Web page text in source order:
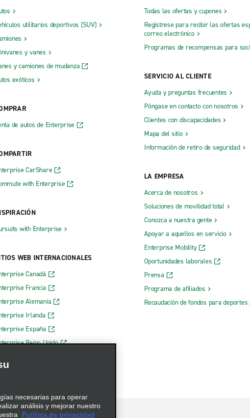
Kentucky
Body Shop Lawrenceburg
54, Owensboro
Lebanon
High St.
Nicholasville Rd.
Winchester Rd.
St. Matthews Ten Pin Ln.
Louisville St. Matthews Westport
Louisville, Beuchel
Louisville, Dixie con Upper
Louisville, Highlands
Louisville, Okolona
Louisville, Preston Hwy.
Louisville-Hurstbourne
Louisville-Shively
Madisonville
Mayfield
Maysville
Morehead
Mount Sterling
Mount Washington
utilitarios deportivos (SUV)
y vanes
y camiones de mudanza
exóticos
de autos de Enterprise
CarShare
with Enterprise
with Enterprise
WEB INTERNACIONALES
Canadá
Francia
Alemania
Irlanda
España
Reino Unido
Todas las ofertas y cupones
Regístrese para recibir las ofertas
correo electrónico
Programas de recompensas para
SERVICIO AL CLIENTE
Ayuda y preguntas frecuentes
Póngase en contacto con nosotros
Clientes con discapacidades
Mapa del sitio
Información de retiro de seguridad
LA EMPRESA
Acerca de nosotros
Soluciones de movilidad total
Conozca a nuestra gente
Apoyar a aquellos en servicio
Enterprise Mobility
Oportunidades laborales
Prensa
Programa de afiliados
Recaudación de fondos para
necesarias para operar
análisis y mejorar nuestro
Política de privacidad